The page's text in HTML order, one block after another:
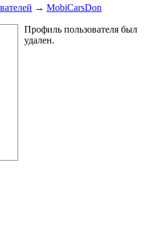
→ MobiCarsDon
Профиль пользователя был
удален.